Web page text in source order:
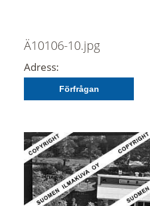
Ä10106-10.jpg
Adress:
Förfrågan